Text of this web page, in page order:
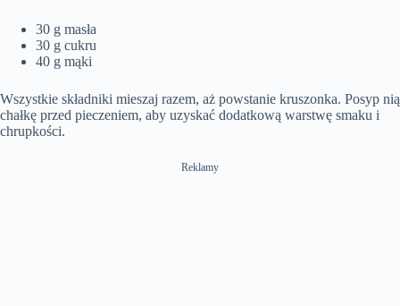
30 g masła
30 g cukru
40 g mąki
Wszystkie składniki mieszaj razem, aż powstanie kruszonka. Posyp nią
chałkę przed pieczeniem, aby uzyskać dodatkową warstwę smaku i
chrupkości.
Reklamy